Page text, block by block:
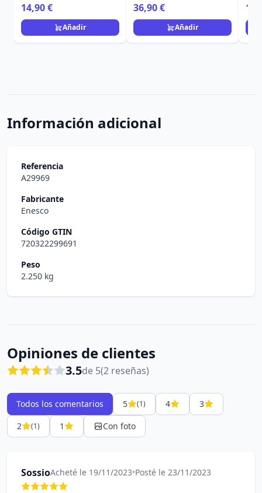
Egan Disney Home
14,90 €
Añadir
Navidad - Egan Disney
Home
36,90 €
Añadir
Información adicional
Referencia
A29969
Fabricante
Enesco
Código GTIN
720322299691
Peso
2.250 kg
Opiniones de clientes
3.5de 5(2 reseñas)
Todos los comentarios 5 (1) 4
3
2
(1) 1 Con foto
SossioAcheté le 19/11/2023•Posté le 23/11/2023